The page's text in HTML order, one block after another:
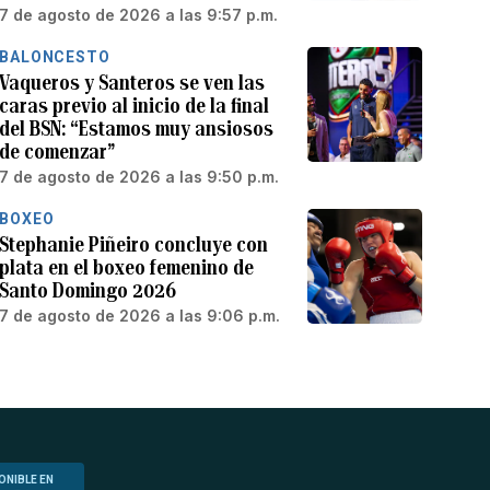
7 de agosto de 2026 a las 9:57 p.m.
BALONCESTO
Vaqueros y Santeros se ven las
caras previo al inicio de la final
del BSN: “Estamos muy ansiosos
de comenzar”
7 de agosto de 2026 a las 9:50 p.m.
BOXEO
Stephanie Piñeiro concluye con
plata en el boxeo femenino de
Santo Domingo 2026
7 de agosto de 2026 a las 9:06 p.m.
EN